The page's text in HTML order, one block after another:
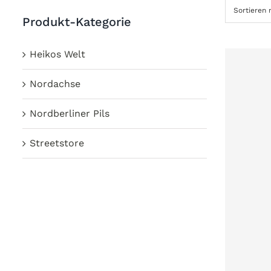
Sortieren
Produkt-Kategorie
Heikos Welt
Nordachse
Nordberliner Pils
Streetstore